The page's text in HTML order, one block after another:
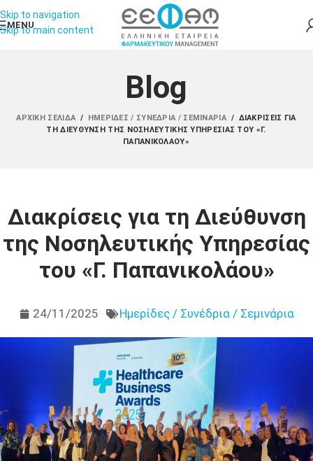
Skip to navigation
Skip to main content
MENU
Blog
ΑΡΧΙΚΉ ΣΕΛΊΔΑ / ΗΜΕΡΊΔΕΣ / ΣΥΝΈΔΡΙΑ / ΣΕΜΙΝΆΡΙΑ / ΔΙΑΚΡΊΣΕΙΣ ΓΙΑ
ΤΗ ΔΙΕΎΘΥΝΣΗ ΤΗΣ ΝΟΣΗΛΕΥΤΙΚΉΣ ΥΠΗΡΕΣΊΑΣ ΤΟΥ «Γ.
ΠΑΠΑΝΙΚΟΛΆΟΥ»
Διακρίσεις για τη Διεύθυνση
της Νοσηλευτικής Υπηρεσίας
του «Γ. Παπανικολάου»
24/11/2025 Ημερίδες / Συνέδρια / Σεμινάρια